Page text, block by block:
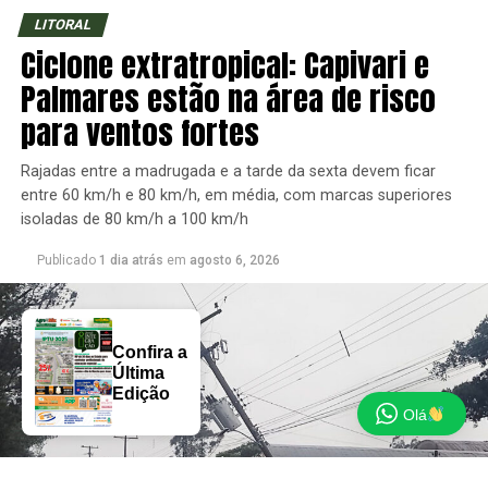
LITORAL
Ciclone extratropical: Capivari e
Palmares estão na área de risco
para ventos fortes
Rajadas entre a madrugada e a tarde da sexta devem ficar
entre 60 km/h e 80 km/h, em média, com marcas superiores
isoladas de 80 km/h a 100 km/h
Publicado 1 dia atrás em agosto 6, 2026
Confira a
Última
Edição
Olá